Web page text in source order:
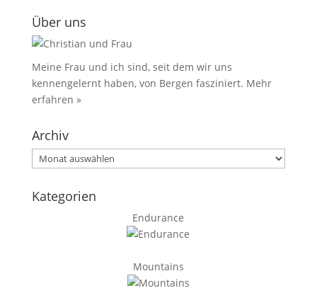
Über uns
Meine Frau und ich sind, seit dem wir uns
kennengelernt haben, von Bergen fasziniert. Mehr
erfahren »
Archiv
Archiv
Kategorien
Endurance
Mountains